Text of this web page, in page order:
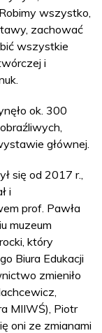
wszystko,
zachować
wszystkie
i
ok. 300
głównej.
się od 2017 r.,
i
prof. Pawła
muzeum
który
Biura Edukacji
zmieniło
MIIWŚ), Piotr
oni ze zmianami